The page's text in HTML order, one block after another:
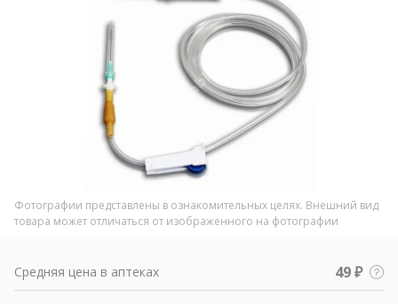
Фотографии представлены в ознакомительных целях. Внешний вид
товара может отличаться от изображенного на фотографии
Средняя цена в аптеках 49 ₽